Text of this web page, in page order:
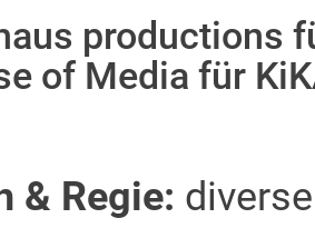
productions
of Media für
& Regie: diverse